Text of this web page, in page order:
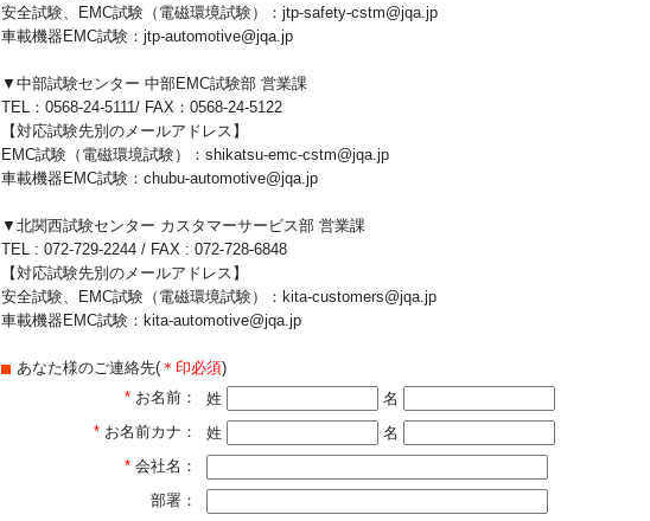
安全試験、EMC試験（電磁環境試験）：jtp-safety-cstm@jqa.jp
車載機器EMC試験：jtp-automotive@jqa.jp
▼中部試験センター 中部EMC試験部 営業課
TEL：0568-24-5111/ FAX：0568-24-5122
【対応試験先別のメールアドレス】
EMC試験（電磁環境試験）：shikatsu-emc-cstm@jqa.jp
車載機器EMC試験：chubu-automotive@jqa.jp
▼北関西試験センター カスタマーサービス部 営業課
TEL : 072-729-2244 / FAX : 072-728-6848
【対応試験先別のメールアドレス】
安全試験、EMC試験（電磁環境試験）：kita-customers@jqa.jp
車載機器EMC試験：kita-automotive@jqa.jp
あなた様のご連絡先(＊印必須)
* お名前： 姓
名
* お名前カナ： 姓
名
* 会社名：
部署：